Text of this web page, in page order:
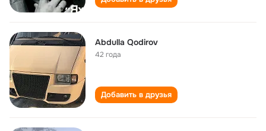
Abdulla Qodirov
42 года
Добавить в друзья